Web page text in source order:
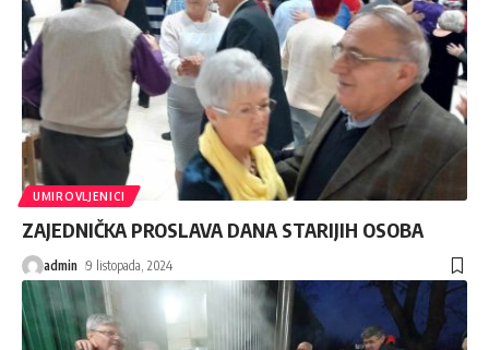
UMIROVLJENICI
ZAJEDNIČKA PROSLAVA DANA STARIJIH OSOBA
admin 9 listopada, 2024